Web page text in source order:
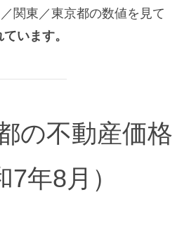
関東／東京都の数値を見て
います。
不動産価格
年8月）